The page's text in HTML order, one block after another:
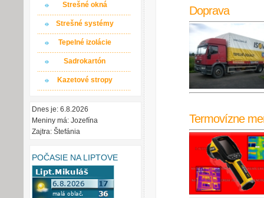
Strešné okná
Strešné systémy
Tepelné izolácie
Sadrokartón
Kazetové stropy
Dnes je: 6.8.2026
Meniny má: Jozefína
Zajtra: Štefánia
POČASIE NA LIPTOVE
Doprava
Termovízne